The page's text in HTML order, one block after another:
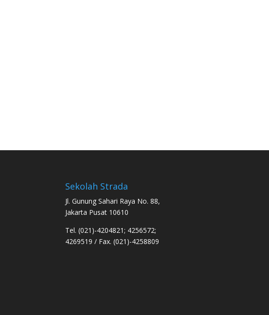
Sekolah Strada
Jl. Gunung Sahari Raya No. 88,
Jakarta Pusat 10610
Tel. (021)-4204821; 4256572;
4269519 / Fax. (021)-4258809